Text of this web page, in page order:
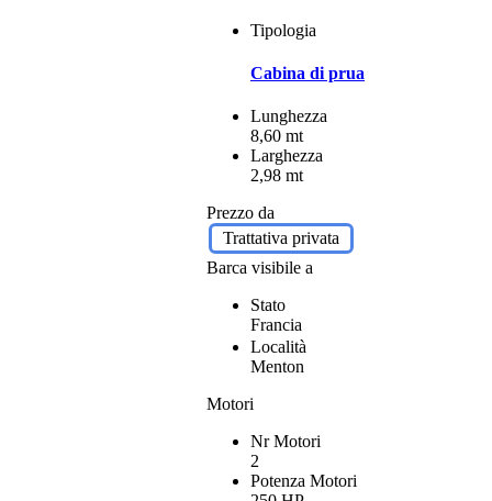
Tipologia
Cabina di prua
Lunghezza
8,60 mt
Larghezza
2,98 mt
Prezzo da
Trattativa privata
Barca visibile a
Stato
Francia
Località
Menton
Motori
Nr Motori
2
Potenza Motori